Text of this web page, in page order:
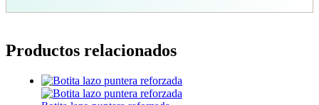
Productos relacionados